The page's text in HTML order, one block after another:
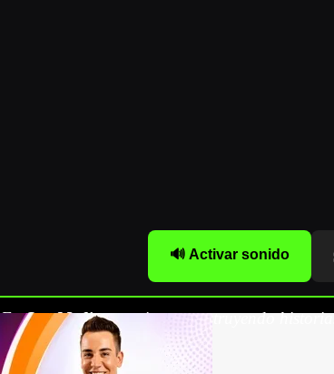
🔊 Activar sonido
EnSur Mediosseguimos construyendo